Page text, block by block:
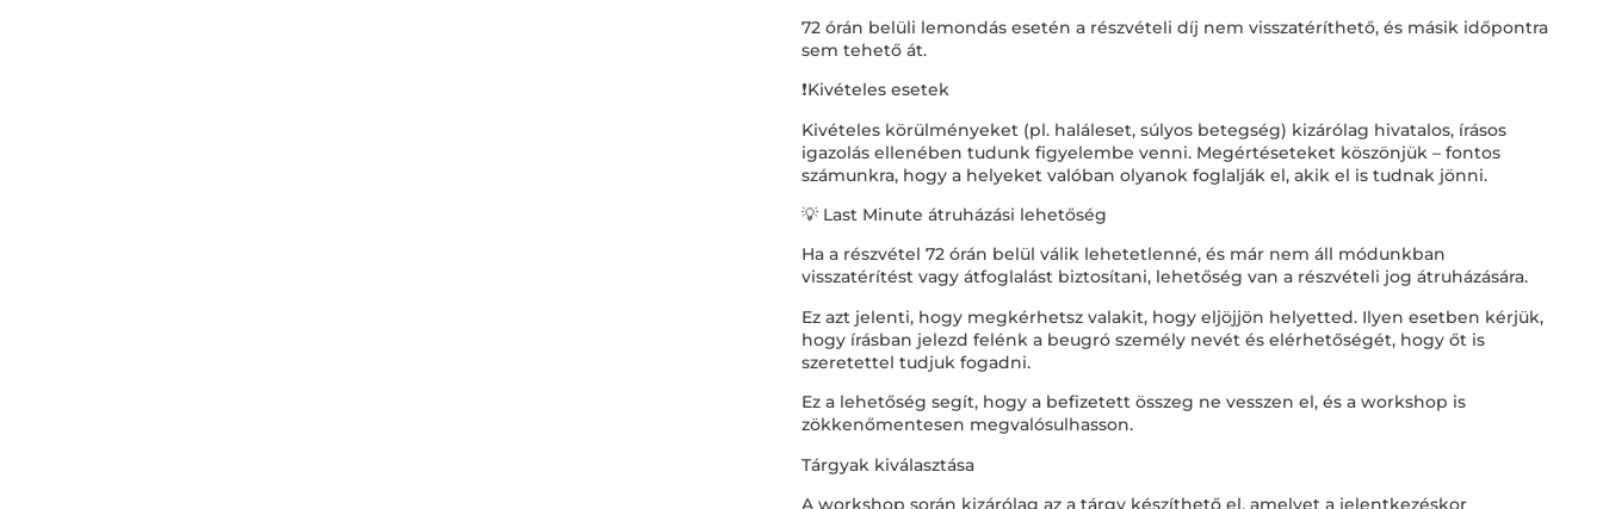
72 órán belüli lemondás esetén a részvételi díj nem visszatéríthető, és másik időpontra
sem tehető át.
❗Kivételes esetek
Kivételes körülményeket (pl. haláleset, súlyos betegség) kizárólag hivatalos, írásos
igazolás ellenében tudunk figyelembe venni. Megértéseteket köszönjük – fontos
számunkra, hogy a helyeket valóban olyanok foglalják el, akik el is tudnak jönni.
💡 Last Minute átruházási lehetőség
Ha a részvétel 72 órán belül válik lehetetlenné, és már nem áll módunkban
visszatérítést vagy átfoglalást biztosítani, lehetőség van a részvételi jog átruházására.
Ez azt jelenti, hogy megkérhetsz valakit, hogy eljöjjön helyetted. Ilyen esetben kérjük,
hogy írásban jelezd felénk a beugró személy nevét és elérhetőségét, hogy őt is
szeretettel tudjuk fogadni.
Ez a lehetőség segít, hogy a befizetett összeg ne vesszen el, és a workshop is
zökkenőmentesen megvalósulhasson.
Tárgyak kiválasztása
A workshop során kizárólag az a tárgy készíthető el, amelyet a jelentkezéskor